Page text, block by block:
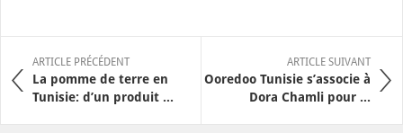
ARTICLE PRÉCÉDENT
La pomme de terre en
Tunisie: d’un produit ...
ARTICLE SUIVANT
Ooredoo Tunisie s’associe à
Dora Chamli pour ...